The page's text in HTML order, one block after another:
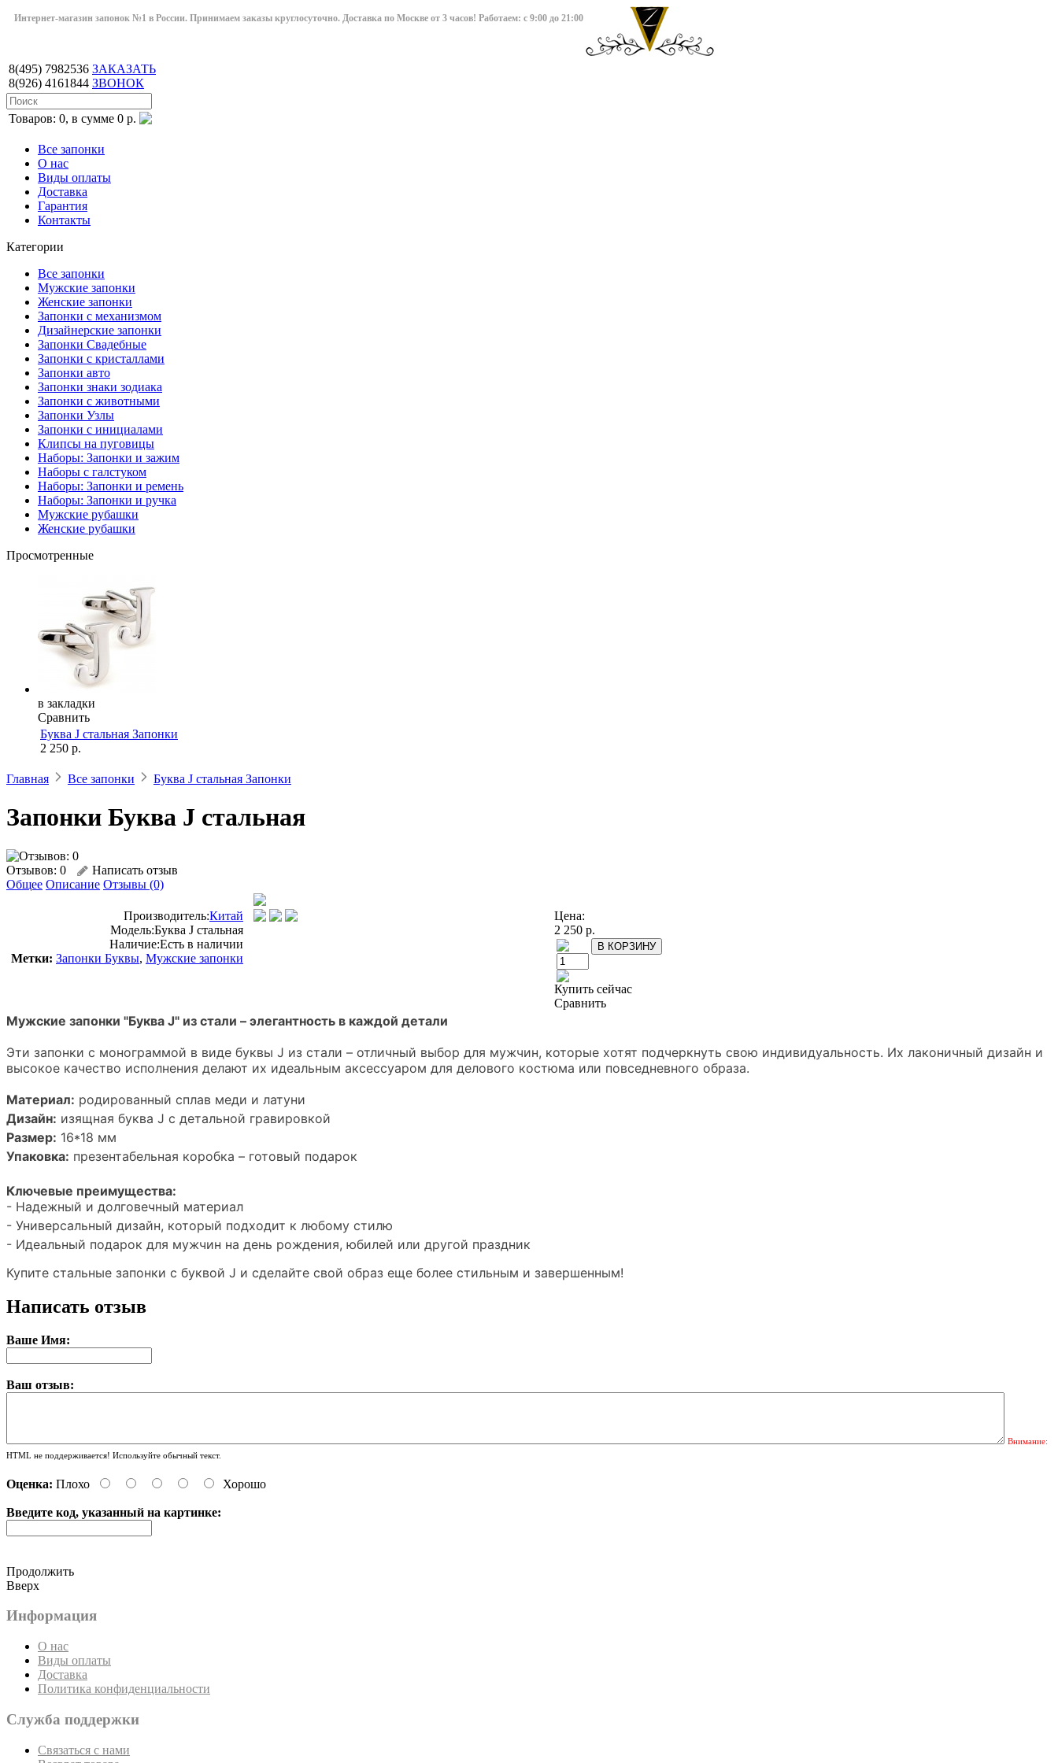
Интернет-магазин запонок №1 в России. Принимаем заказы круглосуточно. Доставка по Москве от 3 часов! Работаем: с 9:00 до 21:00
8(495) 7982536
8(926) 4161844
ЗАКАЗАТЬ
ЗВОНОК
Товаров: 0, в сумме 0 р.
Все запонки
О нас
Виды оплаты
Доставка
Гарантия
Контакты
Категории
Все запонки
Мужские запонки
Женские запонки
Запонки с механизмом
Дизайнерские запонки
Запонки Свадебные
Запонки с кристаллами
Запонки авто
Запонки знаки зодиака
Запонки с животными
Запонки Узлы
Запонки с инициалами
Клипсы на пуговицы
Наборы: Запонки и зажим
Наборы с галстуком
Наборы: Запонки и ремень
Наборы: Запонки и ручка
Мужские рубашки
Женские рубашки
Просмотренные
в закладки
Сравнить
Буква J стальная Запонки
2 250 р.
Главная Все запонки Буква J стальная Запонки
Запонки Буква J стальная
Отзывов: 0
Написать отзыв
Общее Описание Отзывы (0)
Производитель:Китай
Модель:Буква J стальная
Наличие:Есть в наличии
Метки: Запонки Буквы, Мужские запонки
Цена:
2 250 р.
Купить сейчас
Сравнить
Мужские запонки "Буква J" из стали – элегантность в каждой детали
Эти запонки с монограммой в виде буквы J из стали – отличный выбор для мужчин, которые хотят подчеркнуть свою индивидуальность. Их лаконичный дизайн и
высокое качество исполнения делают их идеальным аксессуаром для делового костюма или повседневного образа.
Материал: родированный сплав меди и латуни
Дизайн: изящная буква J с детальной гравировкой
Размер: 16*18 мм
Упаковка: презентабельная коробка – готовый подарок
Ключевые преимущества:
- Надежный и долговечный материал
- Универсальный дизайн, который подходит к любому стилю
- Идеальный подарок для мужчин на день рождения, юбилей или другой праздник
Купите стальные запонки с буквой J и сделайте свой образ еще более стильным и завершенным!
Написать отзыв
Ваше Имя:
Ваш отзыв:
Внимание:
HTML не поддерживается! Используйте обычный текст.
Оценка: Плохо Хорошо
Введите код, указанный на картинке:
Продолжить
Вверх
Информация
О нас
Виды оплаты
Доставка
Политика конфиденциальности
Служба поддержки
Связаться с нами